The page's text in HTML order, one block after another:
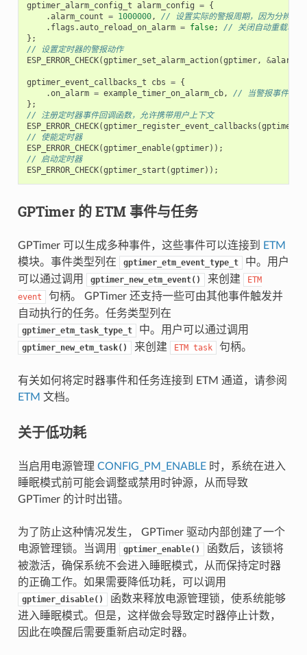
gptimer_alarm_config_t alarm_config = {
.alarm_count = 1000000,
// 设置实际的警报周期，因为分辨率
. flags .auto_reload_on_alarm = false;
// 关闭自动重载功能
};
// 设置定时器的警报动作
ESP_ERROR_CHECK(gptimer_set_alarm_action(gptimer, &
gptimer_event_callbacks_t cbs = {
.on_alarm = example_timer_on_alarm_cb,
// 当警报事件发生
};
// 注册定时器事件回调函数，允许携带用户上下文
ESP_ERROR_CHECK(gptimer_register_event_callbacks (gptimer
// 使能定时器
ESP_ERROR_CHECK(gptimer_enable(gptimer));
// 启动定时器
ESP_ERROR_CHECK(gptimer_start (gptimer));
GPTimer 的 ETM 事件与任务
GPTimer 可以生成多种事件，这些事件可以连接到
ETM
模块。事件类型列在
gptimer_etm_event_type_t
中。用户
可以通过调用
gptimer_new_etm_event() 来创建
ETM
event
句柄。 GPTimer 还支持一些可由其他事件触发并
自动执行的任务。任务类型列在
gptimer_etm_task_type_t 中。用户可以通过调用
gptimer_new_etm_task() 来创建 ETM task 句柄。
有关如何将定时器事件和任务连接到 ETM 通道，请参阅
ETM 文档。
关于低功耗
当启用电源管理 CONFIG_PM_ENABLE时，系统在进入
睡眠模式前可能会调整或禁用时钟源，从而导致
GPTimer 的计时出错。
为了防止这种情况发生， GPTimer 驱动内部创建了一个
电源管理锁。当调用
gptimer_enable()
函数后，该锁将
被激活，确保系统不会进入睡眠模式，从而保持定时器
的正确工作。如果需要降低功耗，可以调用
gptimer_disable()
函数来释放电源管理锁，使系统能够
进入睡眠模式。但是，这样做会导致定时器停止计数，
因此在唤醒后需要重新启动定时器。